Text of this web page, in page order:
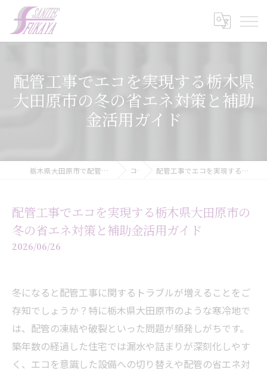
配管工事でエコを実現する栃木県
大田原市の冬の省エネ対策と補助
金活用ガイド
栃木県大田原市で配管工事の求人なら株式会社サニテック・フカヤ コラム 配管工事でエコを実現する栃木県大田原市の冬の省エネ対策と補助金活用ガイド
配管工事でエコを実現する栃木県大田原市の
冬の省エネ対策と補助金活用ガイド
2026/06/26
冬になると配管工事に関するトラブルが増えることをご
存知でしょうか？特に栃木県大田原市のような寒冷地で
は、配管の凍結や破裂といった問題が頻発しがちです。
築年数の経過した住宅では漏水や詰まりが深刻化しやす
く、エコを意識した設備への切り替えや配管の省エネ対